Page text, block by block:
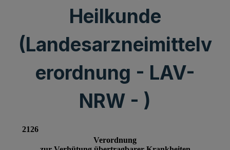
Heilkunde
(Landesarzneimittelv
erordnung - LAV-
NRW - )